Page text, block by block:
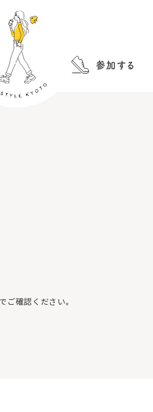
参加する
確認ください。